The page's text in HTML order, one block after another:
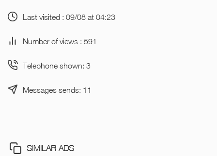
Last visited : 09/08 at 04:23
Number of views : 591
Telephone shown: 3
Messages sends: 11
SIMILAR ADS